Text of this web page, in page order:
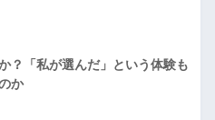
？「私が選んだ」という体験も
か